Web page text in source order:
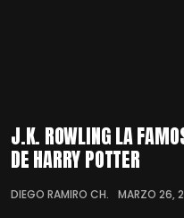
J.K. ROWLING LA
DE HARRY POTTER
DIEGO RAMIRO CH. MARZO 26,